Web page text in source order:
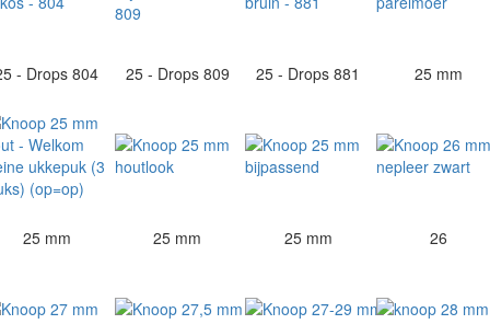
- Drops 804 25 - Drops 809 25 - Drops 881 25 mm
25 mm 25 mm 25 mm 26